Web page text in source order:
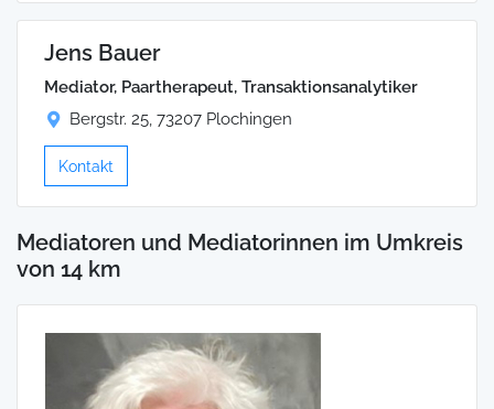
Jens Bauer
Mediator, Paartherapeut, Transaktionsanalytiker
Bergstr. 25, 73207 Plochingen
Kontakt
Mediatoren und Mediatorinnen im Umkreis
von 14 km